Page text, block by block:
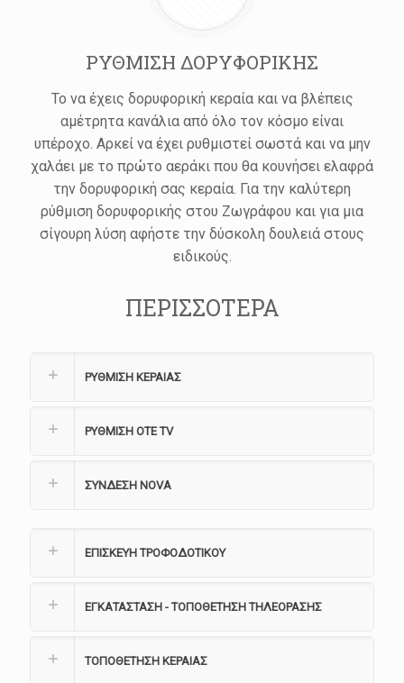
ΡΥΘΜΙΣΗ ΔΟΡΥΦΟΡΙΚΗΣ
Το να έχεις δορυφορική κεραία και να βλέπεις
αμέτρητα κανάλια από όλο τον κόσμο είναι
υπέροχο. Αρκεί να έχει ρυθμιστεί σωστά και να μην
χαλάει με το πρώτο αεράκι που θα κουνήσει ελαφρά
την δορυφορική σας κεραία. Για την καλύτερη
ρύθμιση δορυφορικής στου Ζωγράφου και για μια
σίγουρη λύση αφήστε την δύσκολη δουλειά στους
ειδικούς.
ΠΕΡΙΣΣΟΤΕΡΑ
ΡΥΘΜΙΣΗ ΚΕΡΑΙΑΣ
ΡΥΘΜΙΣΗ ΟΤΕ TV
ΣΥΝΔΕΣΗ NOVA
ΕΠΙΣΚΕΥΗ ΤΡΟΦΟΔΟΤΙΚΟΥ
ΕΓΚΑΤΑΣΤΑΣΗ - ΤΟΠΟΘΕΤΗΣΗ ΤΗΛΕΟΡΑΣΗΣ
ΤΟΠΟΘΕΤΗΣΗ ΚΕΡΑΙΑΣ